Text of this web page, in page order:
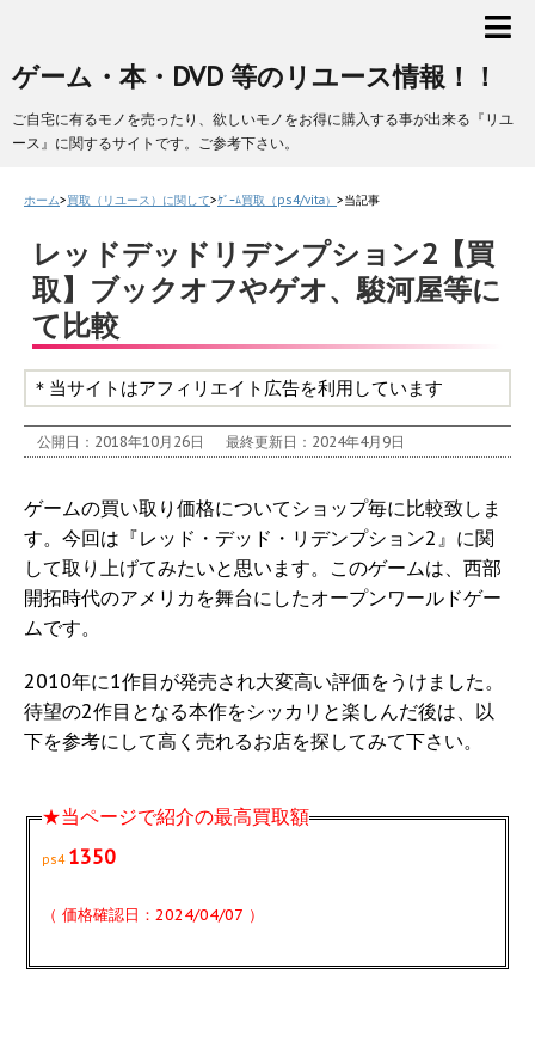
ゲーム・本・DVD 等のリユース情報！！
ご自宅に有るモノを売ったり、欲しいモノをお得に購入する事が出来る『リユ
ース』に関するサイトです。ご参考下さい。
ホーム>買取（リユース）に関して>ｹﾞｰﾑ買取（ps4/vita） >当記事
レッドデッドリデンプション2【買
取】ブックオフやゲオ、駿河屋等に
て比較
＊当サイトはアフィリエイト広告を利用しています
公開日：2018年10月26日 最終更新日：2024年4月9日
ゲームの買い取り価格についてショップ毎に比較致しま
す。今回は『レッド・デッド・リデンプション2』に関
して取り上げてみたいと思います。このゲームは、西部
開拓時代のアメリカを舞台にしたオープンワールドゲー
ムです。
2010年に1作目が発売され大変高い評価をうけました。
待望の2作目となる本作をシッカリと楽しんだ後は、以
下を参考にして高く売れるお店を探してみて下さい。
★当ページで紹介の最高買取額
ps4 1350
（ 価格確認日：2024/04/07 ）